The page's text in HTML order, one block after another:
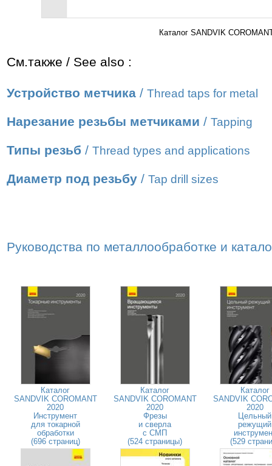
Каталог SANDVIK
См.также / See also :
Устройство метчика / Thread taps for metal
Нарезание резьбы метчиками / Tapping
Типы резьб / Thread types and applications
Диаметр под резьбу / Tap drill sizes
Руководства по металлообработке и
Каталог
SANDVIK COROMANT
2020
Инструмент
для токарной
обработки
(696 страниц)
Каталог
SANDVIK COROMANT
2020
Фрезы
и сверла
с СМП
(524 страницы)
Каталог
SANDVIK
2020
Цельный
режущий
(529